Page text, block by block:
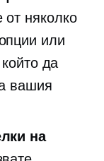
от няколко
или
да
вашия
на